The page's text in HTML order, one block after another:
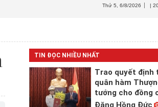
Thứ 5 , 6/8/2026 |
TIN ĐỌC NHIỀU NHẤT
Trao quyết định
quân hàm
tướng cho đồng
Đặng Hồng Đức